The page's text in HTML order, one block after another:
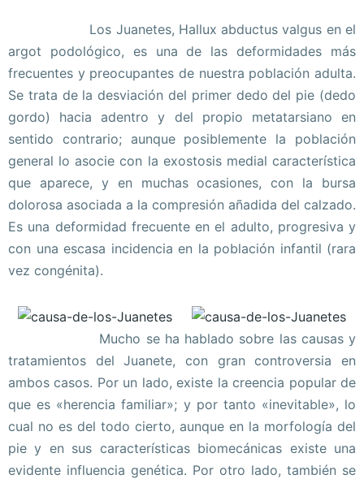
Los Juanetes, Hallux abductus valgus en el
argot podológico, es una de las deformidades más
frecuentes y preocupantes de nuestra población adulta.
Se trata de la desviación del primer dedo del pie (dedo
gordo) hacia adentro y del propio metatarsiano en
sentido contrario; aunque posiblemente la población
general lo asocie con la exostosis medial característica
que aparece, y en muchas ocasiones, con la bursa
dolorosa asociada a la compresión añadida del calzado.
Es una deformidad frecuente en el adulto, progresiva y
con una escasa incidencia en la población infantil (rara
vez congénita).
Mucho se ha hablado sobre las causas y
tratamientos del Juanete, con gran controversia en
ambos casos. Por un lado, existe la creencia popular de
que es «herencia familiar»; y por tanto «inevitable», lo
cual no es del todo cierto, aunque en la morfología del
pie y en sus características biomecánicas existe una
evidente influencia genética. Por otro lado, también se